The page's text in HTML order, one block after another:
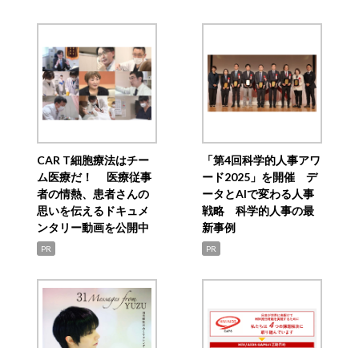
CAR T細胞療法はチー
ム医療だ！ 医療従事
者の情熱、患者さんの
思いを伝えるドキュメ
ンタリー動画を公開中
PR
「第4回科学的人事アワ
ード2025」を開催 デ
ータとAIで変わる人事
戦略 科学的人事の最
新事例
PR